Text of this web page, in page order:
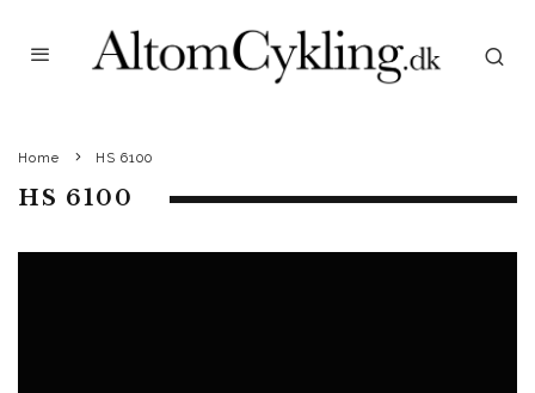
Home HS 6100
HS 6100